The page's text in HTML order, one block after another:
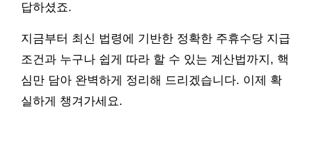
답하셨죠.
지금부터 최신 법령에 기반한 정확한 주휴수당 지급
조건과 누구나 쉽게 따라 할 수 있는 계산법까지, 핵
심만 담아 완벽하게 정리해 드리겠습니다. 이제 확
실하게 챙겨가세요.